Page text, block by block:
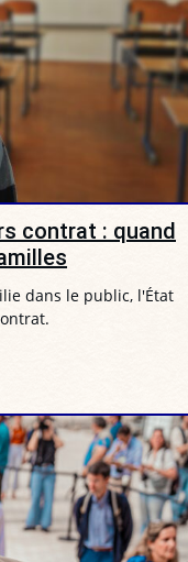
contrat : quand
dans le public, l'État